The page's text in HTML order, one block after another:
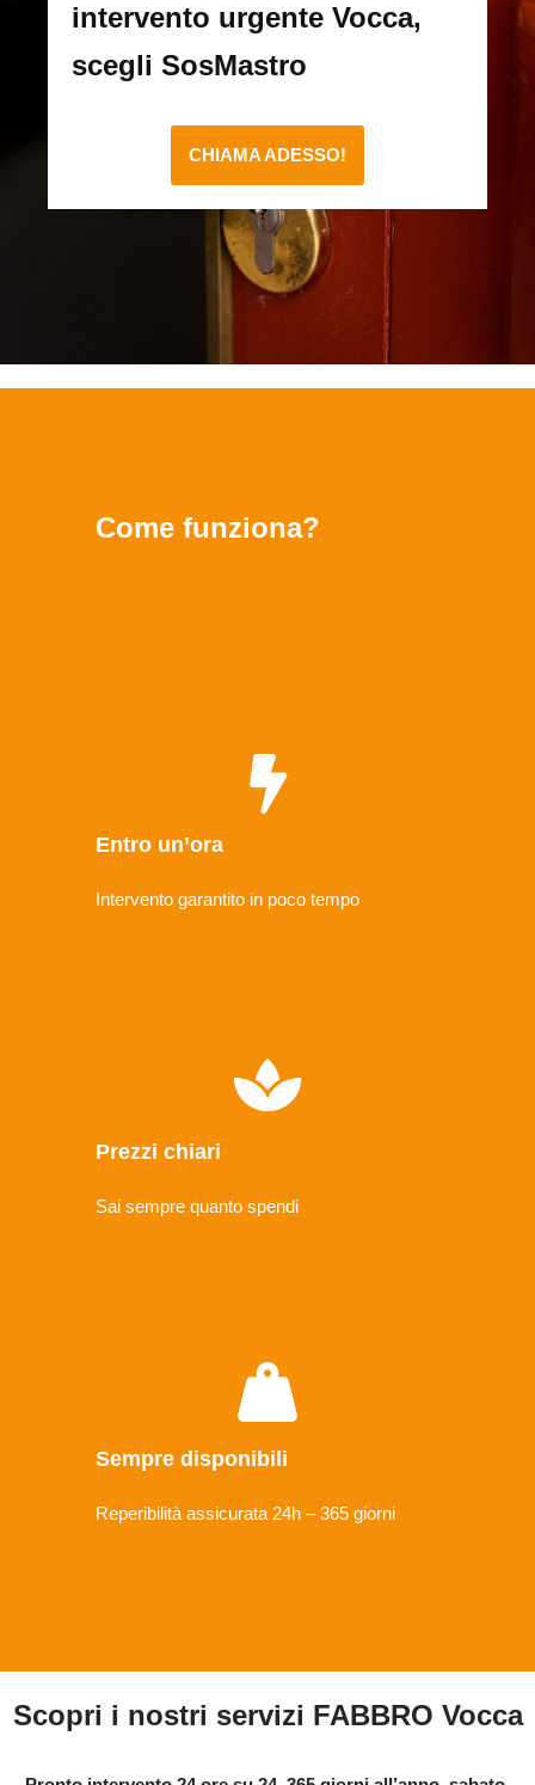
intervento urgente Vocca,
scegli SosMastro
CHIAMA ADESSO!
Come funziona?
Entro un’ora
Intervento garantito in poco tempo
Prezzi chiari
Sai sempre quanto spendi
Sempre disponibili
Reperibilità assicurata 24h – 365 giorni
Scopri i nostri servizi FABBRO Vocca